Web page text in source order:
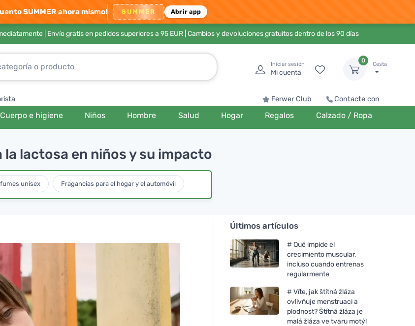
SUMMER ahora mismo! SUMMER Abrir app
| Envío gratis en pedidos superiores a 95 EUR| Cambios y devoluciones gratuitos dentro de los 90 días
Iniciar sesión
Mi cuenta
0
Cesta
Ferwer Club Contacte con
Cuerpo e higiene Niños Hombre Salud Hogar Regalos Calzado / Ropa
lactosa en niños y su impacto
unisex Fragancias para el hogar y el automóvil
Últimos artículos
# Qué impide el
crecimiento muscular,
incluso cuando entrenas
regularmente
# Víte, jak štítná žláza
ovlivňuje menstruaci a
plodnost? Štítná žláza je
malá žláza ve tvaru motýl